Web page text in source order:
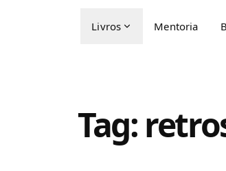
Livros Mentoria
Tag: